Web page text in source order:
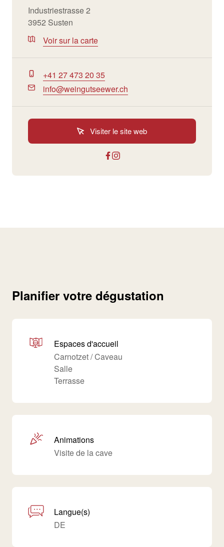
Industriestrasse 2
3952 Susten
Voir sur la carte
+41 27 473 20 35
info@weingutseewer.ch
Visiter le site web
Planifier votre dégustation
Espaces d'accueil
Carnotzet / Caveau
Salle
Terrasse
Animations
Visite de la cave
Langue(s)
DE